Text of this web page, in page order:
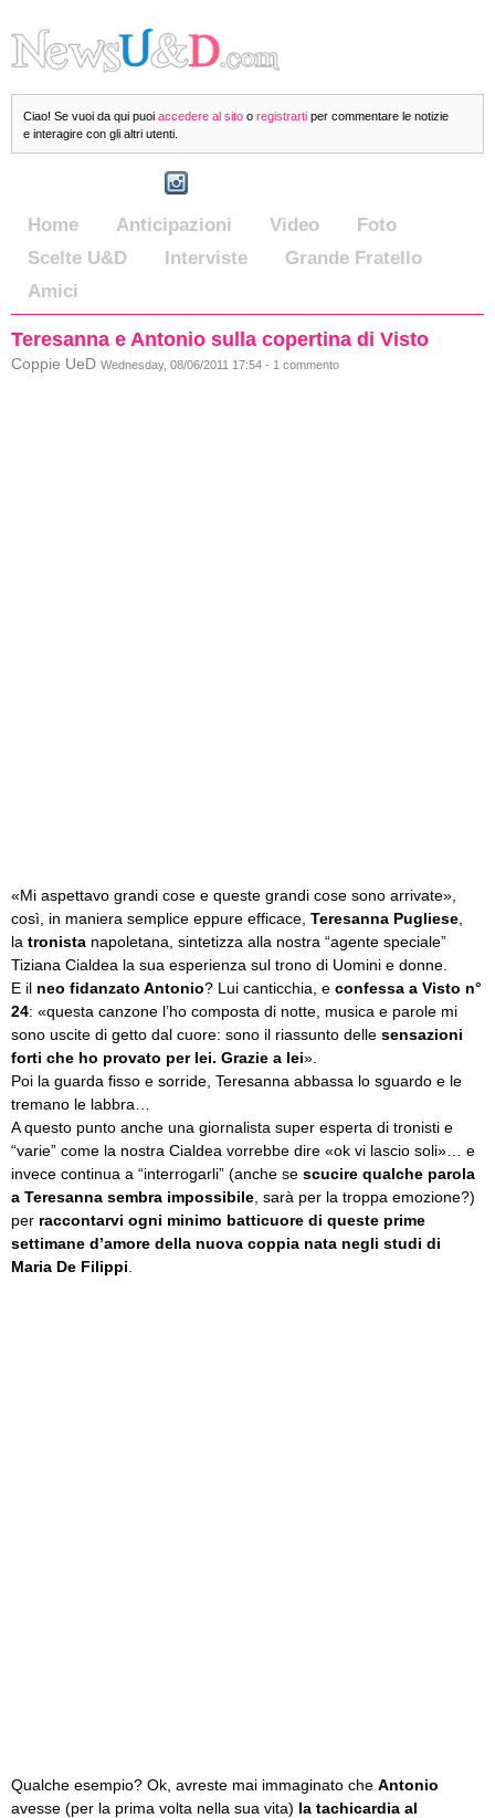
Ciao! Se vuoi da qui puoi accedere al sito o registrarti per commentare le notizie
e interagire con gli altri utenti.
Home Anticipazioni Video
Foto
Scelte U&D
Interviste
Grande Fratello
Amici
Teresanna e Antonio sulla copertina di Visto
Coppie UeD Wednesday, 08/06/2011 17:54 - 1 commento
«Mi aspettavo grandi cose e queste grandi cose sono arrivate»,
così, in maniera semplice eppure efficace, Teresanna Pugliese
la tronista napoletana, sintetizza alla nostra “agente speciale”
Tiziana Cialdea la sua esperienza sul trono di Uomini e donne.
E il neo fidanzato Antonio? Lui canticchia, e confessa a Visto n°
24: «questa canzone l’ho composta di notte, musica e parole mi
sono uscite di getto dal cuore: sono il riassunto delle sensazioni
forti che ho provato per lei. Grazie a lei».
Poi la guarda fisso e sorride, Teresanna abbassa lo sguardo e le
tremano le labbra…
A questo punto anche una giornalista super esperta di tronisti e
“varie” come la nostra Cialdea vorrebbe dire «ok vi lascio soli»… e
invece continua a “interrogarli” (anche se scucire qualche parola
a Teresanna sembra impossibile , sarà per la troppa emozione?)
per raccontarvi ogni minimo batticuore di queste prime
settimane d’amore della nuova coppia nata negli studi di
Maria De Filippi
Qualche esempio? Ok, avreste mai immaginato che Antonio
avesse (per la prima volta nella sua vita) la tachicardia al